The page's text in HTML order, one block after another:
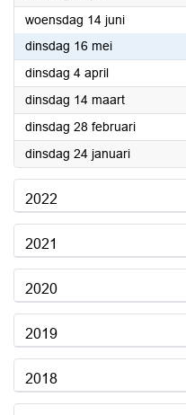
woensdag 14 juni2023
dinsdag 16 mei2023
dinsdag 4 april2023
dinsdag 14 maart2023
dinsdag 28 februari2023
dinsdag 24 januari2023
2022
2021
2020
2019
2018